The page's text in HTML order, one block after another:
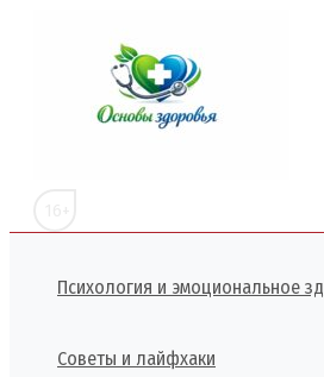
содержимому
Психология и эмоциональное
Советы и лайфхаки